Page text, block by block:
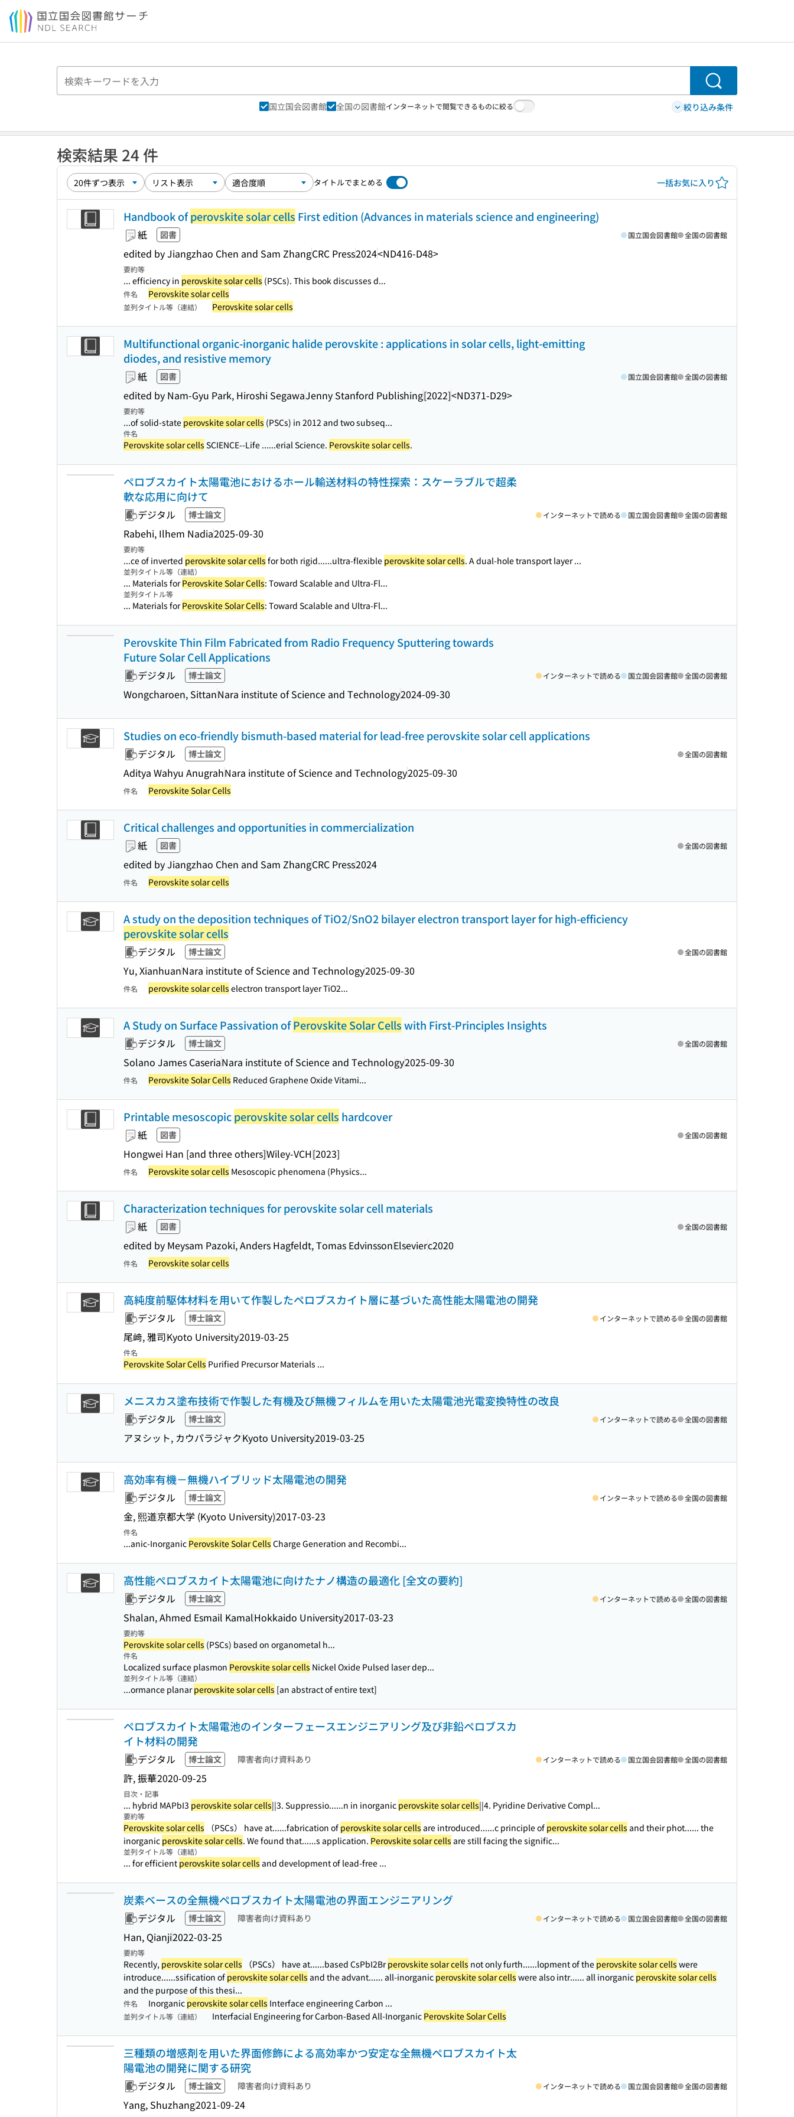
本文へ移動
検索
国立国会図書館 全国の図書館インターネットで閲覧できるものに絞る 絞り込み条件
検索結果 24 件
タイトルでまとめる 一括お気に入り
Handbook ofperovskite solar cells First edition (Advances in materials science and engineering)
紙 図書
edited by Jiangzhao Chen and Sam ZhangCRC Press2024<ND416-D48>
国立国会図書館 全国の図書館
要約等
... efficiency in perovskite solar cells (PSCs). This book discusses d...
件名 Perovskite solar cells
並列タイトル等（連結） Perovskite solar cells
Multifunctional organic-inorganic halide perovskite : applications in solar cells, light-emitting
diodes, and resistive memory
紙 図書
edited by Nam-Gyu Park, Hiroshi SegawaJenny Stanford Publishing[2022]<ND371-D29>
国立国会図書館 全国の図書館
要約等
...of solid-state perovskite solar cells (PSCs) in 2012 and two subseq...
件名
Perovskite solar cells SCIENCE--Life ......erial Science. Perovskite solar cells.
ペロブスカイト太陽電池におけるホール輸送材料の特性探索：スケーラブルで超柔
軟な応用に向けて
デジタル 博士論文
Rabehi, Ilhem Nadia2025-09-30
インターネットで読める 国立国会図書館 全国の図書館
要約等
...ce of inverted perovskite solar cells for both rigid......ultra-flexible perovskite solar cells. A dual-hole transport layer ...
並列タイトル等（連結）
... Materials forPerovskite Solar Cells: Toward Scalable and Ultra-Fl...
並列タイトル等
... Materials forPerovskite Solar Cells: Toward Scalable and Ultra-Fl...
Perovskite Thin Film Fabricated from Radio Frequency Sputtering towards
Future Solar Cell Applications
デジタル 博士論文
Wongcharoen, SittanNara institute of Science and Technology2024-09-30
インターネットで読める 国立国会図書館 全国の図書館
Studies on eco-friendly bismuth-based material for lead-free perovskite solar cell applications
デジタル 博士論文
Aditya Wahyu AnugrahNara institute of Science and Technology2025-09-30
全国の図書館
件名 Perovskite Solar Cells
Critical challenges and opportunities in commercialization
紙 図書
edited by Jiangzhao Chen and Sam ZhangCRC Press2024
全国の図書館
件名 Perovskite solar cells
A study on the deposition techniques of TiO2/SnO2 bilayer electron transport layer for high-efficiency
perovskite solar cells
デジタル 博士論文
Yu, XianhuanNara institute of Science and Technology2025-09-30
全国の図書館
件名 perovskite solar cells electron transport layer TiO2...
A Study on Surface Passivation ofPerovskite Solar Cellswith First-Principles Insights
デジタル 博士論文
Solano James CaseriaNara institute of Science and Technology2025-09-30
全国の図書館
件名 Perovskite Solar Cells Reduced Graphene Oxide Vitami...
Printable mesoscopicperovskite solar cells hardcover
紙 図書
Hongwei Han [and three others]Wiley-VCH[2023]
全国の図書館
件名 Perovskite solar cells Mesoscopic phenomena (Physics...
Characterization techniques for perovskite solar cell materials
紙 図書
edited by Meysam Pazoki, Anders Hagfeldt, Tomas EdvinssonElsevierc2020
全国の図書館
件名 Perovskite solar cells
高純度前駆体材料を用いて作製したペロブスカイト層に基づいた高性能太陽電池の開発
デジタル 博士論文
尾﨑, 雅司Kyoto University2019-03-25
インターネットで読める 全国の図書館
件名
Perovskite Solar Cells Purified Precursor Materials ...
メニスカス塗布技術で作製した有機及び無機フィルムを用いた太陽電池光電変換特性の改良
デジタル 博士論文
アヌシット, カウパラジャクKyoto University2019-03-25
インターネットで読める 全国の図書館
高効率有機－無機ハイブリッド太陽電池の開発
デジタル 博士論文
金, 熙道京都大学 (Kyoto University)2017-03-23
インターネットで読める 全国の図書館
件名
...anic-Inorganic Perovskite Solar Cells Charge Generation and Recombi...
高性能ぺロブスカイト太陽電池に向けたナノ構造の最適化 [全文の要約]
デジタル 博士論文
Shalan, Ahmed Esmail KamalHokkaido University2017-03-23
インターネットで読める 全国の図書館
要約等
Perovskite solar cells (PSCs) based on organometal h...
件名
Localized surface plasmon Perovskite solar cells Nickel Oxide Pulsed laser dep...
並列タイトル等（連結）
...ormance planarperovskite solar cells [an abstract of entire text]
ペロブスカイト太陽電池のインターフェースエンジニアリング及び非鉛ペロブスカ
イト材料の開発
デジタル 博士論文 障害者向け資料あり
許, 振華2020-09-25
インターネットで読める 国立国会図書館 全国の図書館
目次・記事
... hybrid MAPbI3 perovskite solar cells||3. Suppressio......n in inorganic perovskite solar cells||4. Pyridine Derivative Compl...
要約等
Perovskite solar cells （PSCs） have at......fabrication of perovskite solar cells are introduced......c principle of perovskite solar cells and their phot...... the
inorganic perovskite solar cells. We found that......s application. Perovskite solar cells are still facing the signific...
並列タイトル等（連結）
... for efficient perovskite solar cells and development of lead-free ...
炭素ベースの全無機ペロブスカイト太陽電池の界面エンジニアリング
デジタル 博士論文 障害者向け資料あり
Han, Qianji2022-03-25
インターネットで読める 国立国会図書館 全国の図書館
要約等
Recently, perovskite solar cells （PSCs） have at......based CsPbI2Brperovskite solar cells not only furth......lopment of the perovskite solar cells were
introduce......ssification of perovskite solar cells and the advant...... all-inorganic perovskite solar cells were also intr...... all inorganic perovskite solar cells
and the purpose of this thesi...
件名 Inorganic perovskite solar cells Interface engineering Carbon ...
並列タイトル等（連結） Interfacial Engineering for Carbon-Based All-Inorganic Perovskite Solar Cells
三種類の増感剤を用いた界面修飾による高効率かつ安定な全無機ペロブスカイト太
陽電池の開発に関する研究
デジタル 博士論文 障害者向け資料あり
Yang, Shuzhang2021-09-24
インターネットで読める 国立国会図書館 全国の図書館